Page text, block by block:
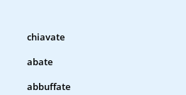
chiavate
abate
abbuffate